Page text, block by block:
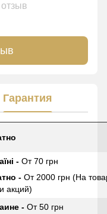
Гарантия
- От 70 грн
- От 2000 грн (На
акций)
- От 50 грн